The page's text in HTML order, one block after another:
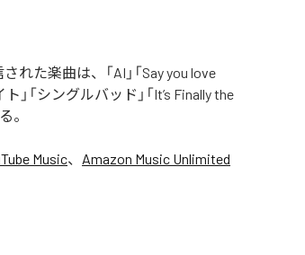
た楽曲は、「AI」「Say you love
ト」「シングルバッド」「It’s Finally the
。
Music、 Amazon Music Unlimited